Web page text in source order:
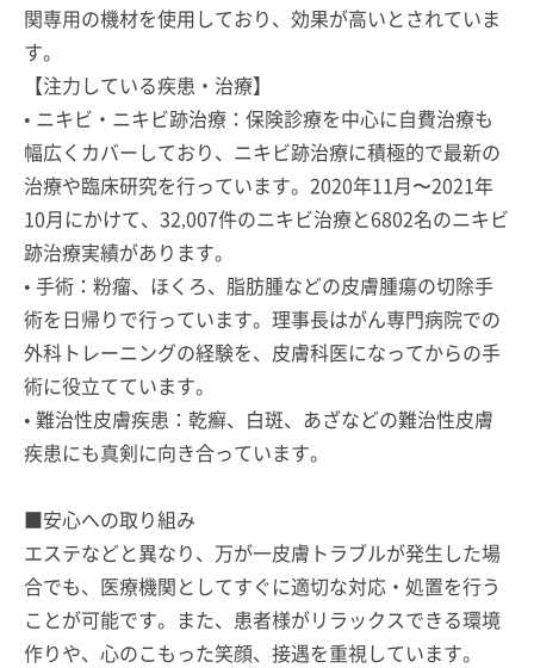
関専用の機材を使用しており、効果が高いとされていま
す。
【注力している疾患・治療】
• ニキビ・ニキビ跡治療：保険診療を中心に自費治療も
幅広くカバーしており、ニキビ跡治療に積極的で最新の
治療や臨床研究を行っています。2020年11月〜2021年
10月にかけて、32,007件のニキビ治療と6802名のニキビ
跡治療実績があります。
• 手術：粉瘤、ほくろ、脂肪腫などの皮膚腫瘍の切除手
術を日帰りで行っています。理事長はがん専門病院での
外科トレーニングの経験を、皮膚科医になってからの手
術に役立てています。
• 難治性皮膚疾患：乾癬、白斑、あざなどの難治性皮膚
疾患にも真剣に向き合っています。
■安心への取り組み
エステなどと異なり、万が一皮膚トラブルが発生した場
合でも、医療機関としてすぐに適切な対応・処置を行う
ことが可能です。また、患者様がリラックスできる環境
作りや、心のこもった笑顔、接遇を重視しています。